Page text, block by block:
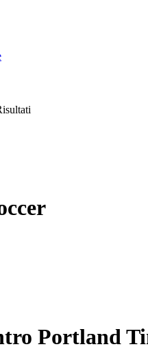
Portland